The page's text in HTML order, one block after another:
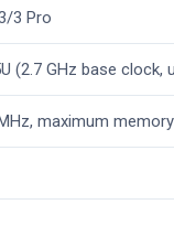
3 Pro
(2.7 GHz base
maximum